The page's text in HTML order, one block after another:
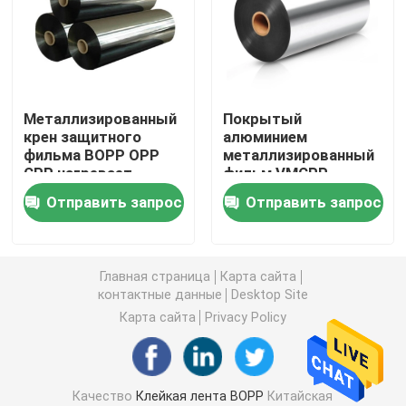
Клейкая лента PVC
Клейкая лента стеклоткани
Крен фильма простирания
Пакуя клейкая лента
Клейкая лента Polyimide
Клейкая лента пены
Металлизированный
крен защитного
фильма BOPP OPP
CPP нагревает
Sealable
Отправить запрос
Покрытый
алюминием
металлизированный
фильм VMCPP
полипропилена
Отправить запрос
Главная страница
Карта сайта
контактные данные
Desktop Site
Карта сайта
Privacy Policy
Качество Клейкая лента BOPP Китайская